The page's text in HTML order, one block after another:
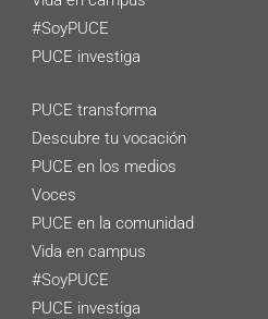
#SoyPUCE
PUCE investiga
PUCE transforma
Descubre tu vocación
PUCE en los medios
Voces
PUCE en la comunidad
Vida en campus
#SoyPUCE
PUCE investiga